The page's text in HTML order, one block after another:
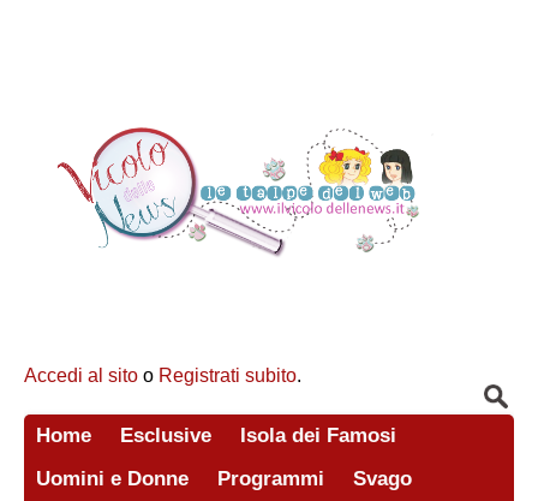
Accedi al sito o Registrati subito.
Home Esclusive
Isola dei Famosi
Uomini e Donne
Programmi
Svago